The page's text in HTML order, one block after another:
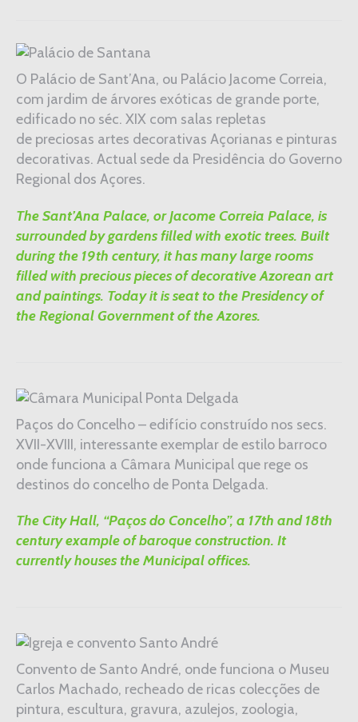
O Palácio de Sant’Ana, ou Palácio Jacome Correia,
com jardim de árvores exóticas de grande porte,
edificado no séc. XIX com salas repletas
de preciosas artes decorativas Açorianas e pinturas
decorativas. Actual sede da Presidência do Governo
Regional dos Açores.
The Sant’Ana Palace, or Jacome Correia Palace, is
surrounded by gardens filled with exotic trees. Built
during the 19th century, it has many large rooms
filled with precious pieces of decorative Azorean art
and paintings. Today it is seat to the Presidency of
the Regional Government of the Azores.
Paços do Concelho – edifício construído nos secs.
XVII-XVIII, interessante exemplar de estilo barroco
onde funciona a Câmara Municipal que rege os
destinos do concelho de Ponta Delgada.
The City Hall, “Paços do Concelho”, a 17th and 18th
century example of baroque construction. It
currently houses the Municipal offices.
Convento de Santo André, onde funciona o Museu
Carlos Machado, recheado de ricas colecções de
pintura, escultura, gravura, azulejos, zoologia,